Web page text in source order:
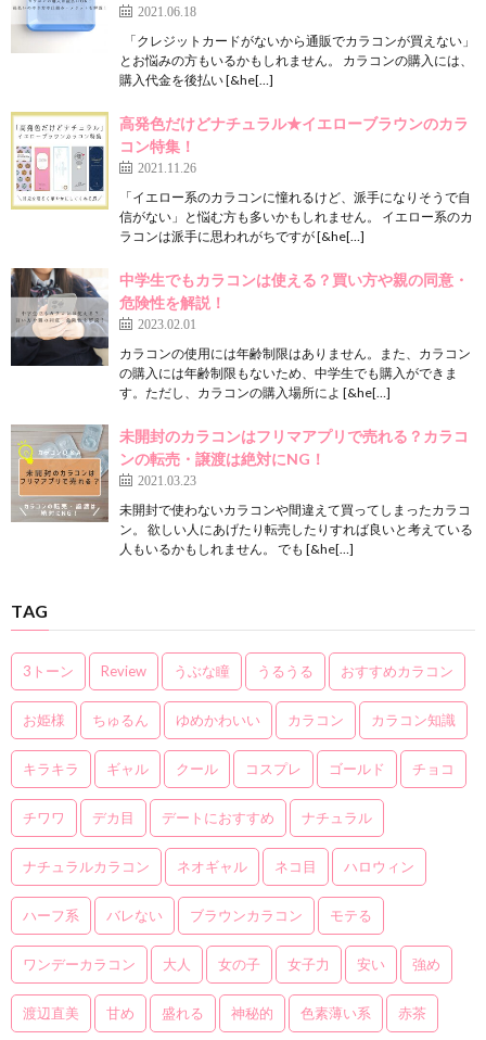
2021.06.18
「クレジットカードがないから通販でカラコンが買えない」
とお悩みの方もいるかもしれません。 カラコンの購入には、
購入代金を後払い [&he[…]
高発色だけどナチュラル★イエローブラウンのカラ
コン特集！
2021.11.26
「イエロー系のカラコンに憧れるけど、派手になりそうで自
信がない」と悩む方も多いかもしれません。 イエロー系のカ
ラコンは派手に思われがちですが [&he[…]
中学生でもカラコンは使える？買い方や親の同意・
危険性を解説！
2023.02.01
カラコンの使用には年齢制限はありません。また、カラコン
の購入には年齢制限もないため、中学生でも購入ができま
す。ただし、カラコンの購入場所によ [&he[…]
未開封のカラコンはフリマアプリで売れる？カラコ
ンの転売・譲渡は絶対にNG！
2021.03.23
未開封で使わないカラコンや間違えて買ってしまったカラコ
ン。 欲しい人にあげたり転売したりすれば良いと考えている
人もいるかもしれません。 でも [&he[…]
TAG
3トーン Review うぶな瞳 うるうる おすすめカラコン
お姫様 ちゅるん ゆめかわいい カラコン カラコン知識
キラキラ ギャル クール コスプレ ゴールド チョコ
チワワ デカ目 デートにおすすめ ナチュラル
ナチュラルカラコン ネオギャル ネコ目 ハロウィン
ハーフ系 バレない ブラウンカラコン モテる
ワンデーカラコン 大人 女の子 女子力 安い 強め
渡辺直美 甘め 盛れる 神秘的 色素薄い系 赤茶